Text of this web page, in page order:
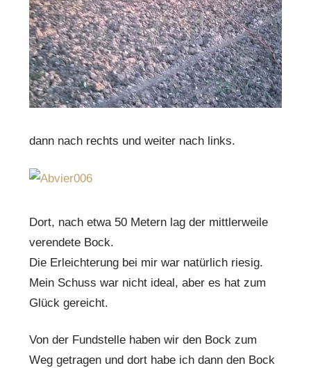
dann nach rechts und weiter nach links.
Dort, nach etwa 50 Metern lag der mittlerweile
verendete Bock.
Die Erleichterung bei mir war natürlich riesig.
Mein Schuss war nicht ideal, aber es hat zum
Glück gereicht.
Von der Fundstelle haben wir den Bock zum
Weg getragen und dort habe ich dann den Bock